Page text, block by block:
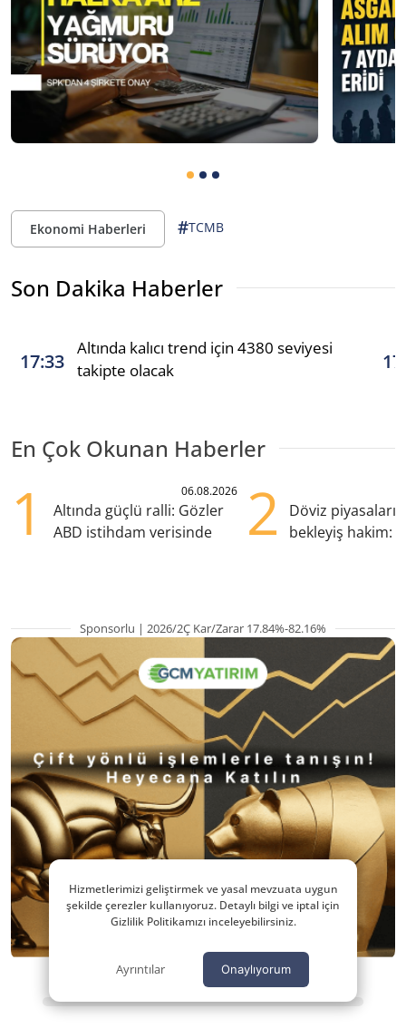
Ekonomi Haberleri #TCMB
Son Dakika Haberler
17:33
Altında kalıcı trend için 4380 seviyesi
takipte olacak
En Çok Okunan Haberler
1 06.08.2026
Altında güçlü ralli: Gözler
ABD istihdam verisinde
2
Döviz
bekleyiş hakim:
Sponsorlu | 2026/2Ç Kar/Zarar 17.84%-82.16%
Hizmetlerimizi geliştirmek ve yasal mevzuata uygun
şekilde çerezler kullanıyoruz. Detaylı bilgi ve iptal için
Gizlilik Politikamızı inceleyebilirsiniz.
Ayrıntılar Onaylıyorum